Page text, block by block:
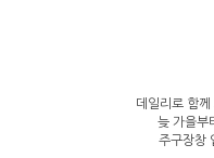
데일리로 함
늦 가을부
주구장창